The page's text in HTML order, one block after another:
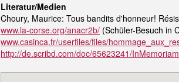
Literatur/Medien
Choury, Maurice: Tous bandits d'honneur!
www.la-corse.org/anacr2b/ (Schüler-Besuch in
www.casinca.fr/userfiles/files/
http://de.scribd.com/doc/65623241/InMemoriam